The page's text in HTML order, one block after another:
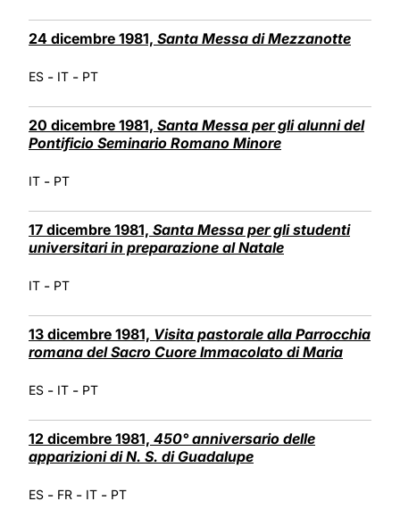
24 dicembre 1981, Santa Messa di Mezzanotte
ES - IT - PT
20 dicembre 1981, Santa Messa per gli alunni del
Pontificio Seminario Romano Minore
IT - PT
17 dicembre 1981, Santa Messa per gli studenti
universitari in preparazione al Natale
IT - PT
13 dicembre 1981, Visita pastorale alla Parrocchia
romana del Sacro Cuore Immacolato di Maria
ES - IT - PT
12 dicembre 1981, 450° anniversario delle
apparizioni di N. S. di Guadalupe
ES - FR - IT - PT